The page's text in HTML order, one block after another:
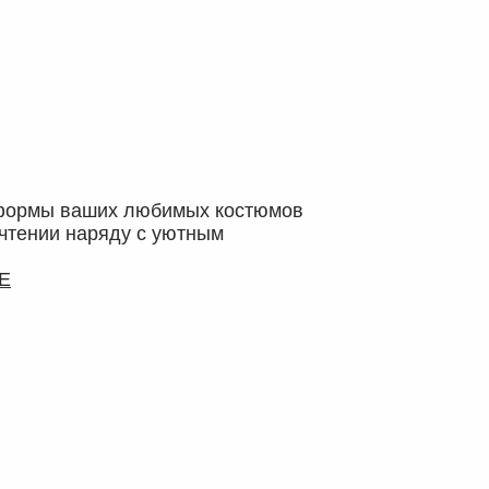
ваших любимых костюмов
наряду с уютным